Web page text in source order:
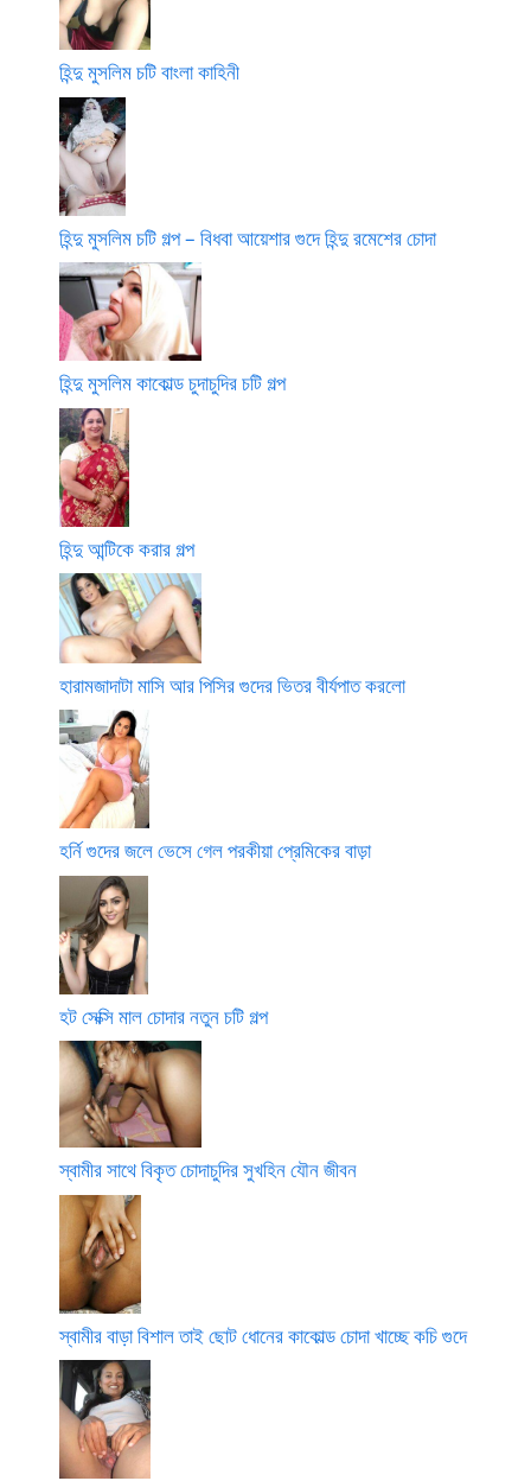
হিন্দু মুসলিম চটি বাংলা কাহিনী
হিন্দু মুসলিম চটি গল্প – বিধবা আয়েশার গুদে হিন্দু রমেশের চোদা
হিন্দু মুসলিম কাকোল্ড চুদাচুদির চটি গল্প
হিন্দু আন্টিকে করার গল্প
হারামজাদাটা মাসি আর পিসির গুদের ভিতর বীর্যপাত করলো
হর্নি গুদের জলে ভেসে গেল পরকীয়া প্রেমিকের বাড়া
হট সেক্সি মাল চোদার নতুন চটি গল্প
স্বামীর সাথে বিকৃত চোদাচুদির সুখহিন যৌন জীবন
স্বামীর বাড়া বিশাল তাই ছোট ধোনের কাকোল্ড চোদা খাচ্ছে কচি গুদে